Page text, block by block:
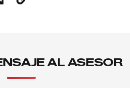
AL ASESOR